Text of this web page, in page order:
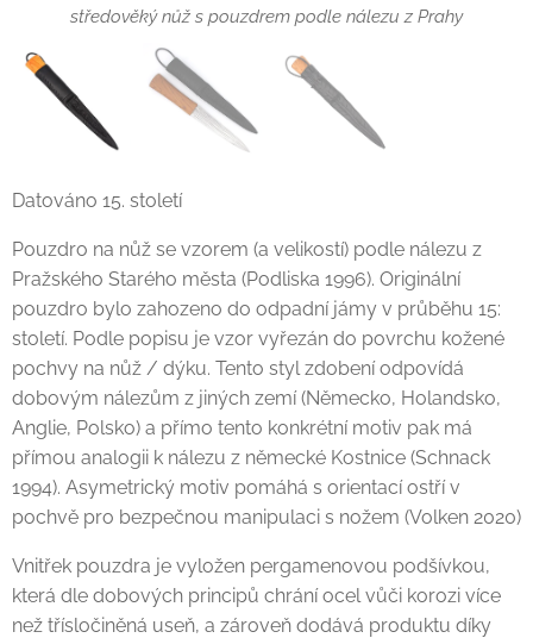
středověký nůž s pouzdrem podle nálezu z Prahy
Datováno 15. století
Pouzdro na nůž se vzorem (a velikostí) podle nálezu z
Pražského Starého města (Podliska 1996). Originální
pouzdro bylo zahozeno do odpadní jámy v průběhu 15:
století. Podle popisu je vzor vyřezán do povrchu kožené
pochvy na nůž / dýku. Tento styl zdobení odpovídá
dobovým nálezům z jiných zemí (Německo, Holandsko,
Anglie, Polsko) a přímo tento konkrétní motiv pak má
přímou analogii k nálezu z německé Kostnice (Schnack
1994). Asymetrický motiv pomáhá s orientací ostří v
pochvě pro bezpečnou manipulaci s nožem (Volken 2020)
Vnitřek pouzdra je vyložen pergamenovou podšívkou,
která dle dobových principů chrání ocel vůči korozi více
než třísločiněná useň, a zároveň dodává produktu díky